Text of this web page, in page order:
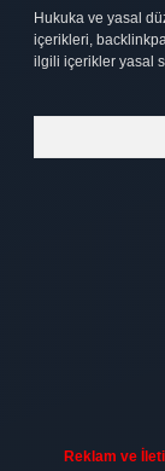
Hukuka ve yasal
içerikleri,
ilgili içerikler yasal
Reklam ve